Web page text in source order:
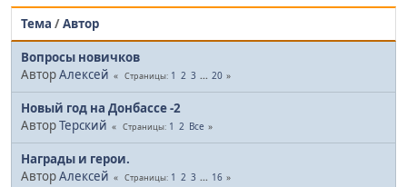
Тема /Автор
Вопросы новичков
АвторАлексей Страницы 1 2 3 ... 20
Новый год на Донбассе -2
АвторТерский Страницы 1 2 Все
Награды и герои.
АвторАлексей Страницы 1 2 3 ... 16